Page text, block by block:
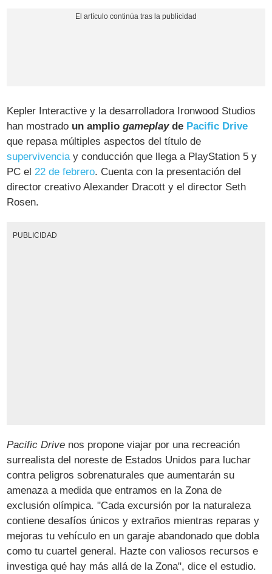
Kepler Interactive y la desarrolladora Ironwood Studios
han mostrado un ampliogameplayde Pacific Drive
que repasa múltiples aspectos del título de
supervivenciay conducción que llega a PlayStation 5 y
PC el22 de febrero. Cuenta con la presentación del
director creativo Alexander Dracott y el director Seth
Rosen.
PUBLICIDAD
Pacific Drive nos propone viajar por una recreación
surrealista del noreste de Estados Unidos para luchar
contra peligros sobrenaturales que aumentarán su
amenaza a medida que entramos en la Zona de
exclusión olímpica. "Cada excursión por la naturaleza
contiene desafíos únicos y extraños mientras reparas y
mejoras tu vehículo en un garaje abandonado que dobla
como tu cuartel general. Hazte con valiosos recursos e
investiga qué hay más allá de la Zona", dice el estudio.